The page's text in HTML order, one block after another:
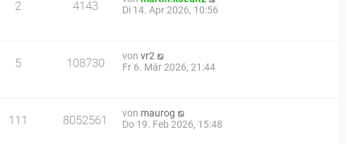
2 4143
Di 14. Apr 2026, 10:56
5 108730 vonvr2
Fr 6. Mär 2026, 21:44
111 8052561 von maurog
Do 19. Feb 2026, 15:48